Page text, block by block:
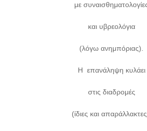
με
και υβρεολόγια
(λόγω ανημπόριας).
Η επανάληψη κυλάει
στις διαδρομές
(ίδιες και